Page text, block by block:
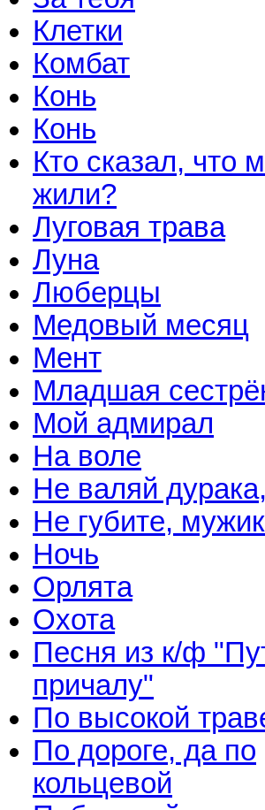
Клетки
Комбат
Конь
Конь
Кто сказал, что
жили?
Луговая трава
Луна
Люберцы
Медовый месяц
Мент
Младшая
Мой адмирал
На воле
Не валяй
Не губите,
Ночь
Орлята
Охота
Песня из к/ф
причалу"
По высокой
По дороге, да по
кольцевой